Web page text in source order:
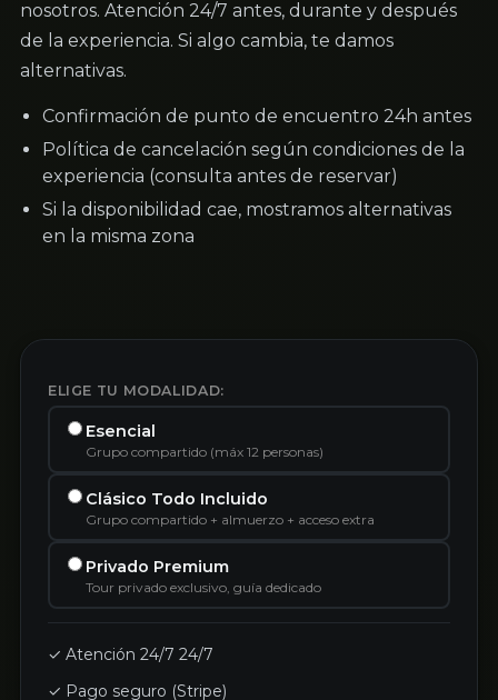
nosotros. Atención 24/7 antes, durante y después
de la experiencia. Si algo cambia, te damos
alternativas.
Confirmación de punto de encuentro 24h antes
Política de cancelación según condiciones de la
experiencia (consulta antes de reservar)
Si la disponibilidad cae, mostramos alternativas
en la misma zona
ELIGE TU MODALIDAD:
Esencial
Grupo compartido (máx 12 personas)
Clásico Todo Incluido
Grupo compartido + almuerzo + acceso extra
Privado Premium
Tour privado exclusivo, guía dedicado
✓ Atención 24/7 24/7
✓ Pago seguro (Stripe)